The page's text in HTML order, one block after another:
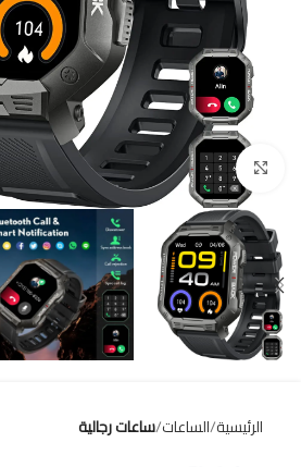
Click to enlarge
الرئيسية الساعات ساعات رجالية